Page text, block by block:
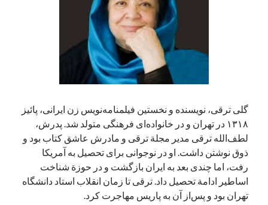
آخرین دیدگاه‌ها
مَه‌لقا مَلّاح، حافظ محیط زیست ایران
سعیدی
در
بزرگداشت یاد و نام استاد اسماعیل سعادت (مهر ۱۳۰۴- شهریور
۱۳۹۹)
جست‌وجو
گلی ترقی، نویسنده و نخستین فیلمنامه‌نویس زن ایرانی، پائیز
۱۳۱۸ در تهران و در خانواده‌ای فرهنگی متولد شد. پدرش،
لطف‌الله ترقی مدیر مجلة ترقی و مادرش عاشق کتاب بود و
ذوق نوشتن داشت. او در نوجوانی برای تحصیل به آمریکا
رفت، اما چندی بعد به ایران بازگشت و در حوزة شناخت
اساطیر ادامة تحصیل داد. ترقی تا زمان انقلاب استاد دانشگاه
تهران بود و پس‌از آن به پاریس مهاجرت کرد.